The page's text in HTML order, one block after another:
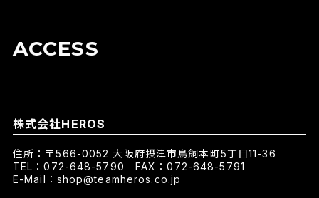
ACCESS
株式会社HEROS
住所：〒566-0052 大阪府摂津市鳥飼本町5丁目11-36
TEL：072-648-5790 FAX：072-648-5791
E-Mail： shop@teamheros.co.jp